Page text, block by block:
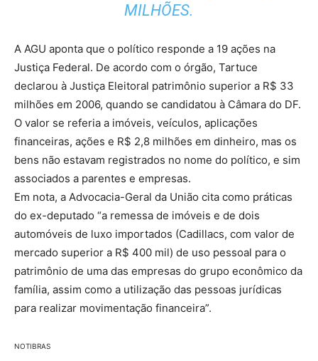
MILHÕES.
A AGU aponta que o político responde a 19 ações na
Justiça Federal. De acordo com o órgão, Tartuce
declarou à Justiça Eleitoral patrimônio superior a R$ 33
milhões em 2006, quando se candidatou à Câmara do DF.
O valor se referia a imóveis, veículos, aplicações
financeiras, ações e R$ 2,8 milhões em dinheiro, mas os
bens não estavam registrados no nome do político, e sim
associados a parentes e empresas.
Em nota, a Advocacia-Geral da União cita como práticas
do ex-deputado “a remessa de imóveis e de dois
automóveis de luxo importados (Cadillacs, com valor de
mercado superior a R$ 400 mil) de uso pessoal para o
patrimônio de uma das empresas do grupo econômico da
família, assim como a utilização das pessoas jurídicas
para realizar movimentação financeira”.
NOTIBRAS